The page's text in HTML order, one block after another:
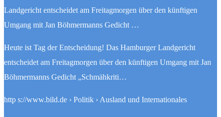
Landgericht entscheidet am Freitagmorgen über den künftigen
Umgang mit Jan Böhmermanns Gedicht …
Heute ist Tag der Entscheidung! Das Hamburger Landgericht
entscheidet am Freitagmorgen über den künftigen Umgang mit Jan
Böhmermanns Gedicht „Schmähkriti…
http s://www.bild.de › Politik › Ausland und Internationales